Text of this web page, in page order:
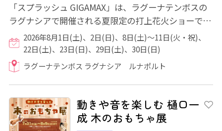
「スプラッシュ GIGAMAX」は、ラグーナテンボスの
ラグナシアで開催される夏限定の打上花火ショーで
す。噴水、照明、レーザーなどのショーエフェク...
2026年8月1日(土)、2日(日)、8日(土)～11日(火・祝)、
22日(土)、23日(日)、29日(土)、30日(日)
ラグーナテンボス ラグナシア ルナポルト
動きや音を楽しむ 樋口一
成 木のおもちゃ展